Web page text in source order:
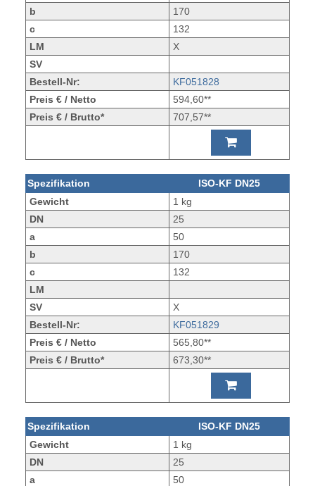
b
170
c
132
LM
X
SV
Bestell-Nr:
KF051828
Preis € / Netto
594,60**
Preis € / Brutto*
707,57**
Spezifikation
ISO-KF DN25
Gewicht
1 kg
DN
25
a
50
b
170
c
132
LM
SV
X
Bestell-Nr:
KF051829
Preis € / Netto
565,80**
Preis € / Brutto*
673,30**
Spezifikation
ISO-KF DN25
Gewicht
1 kg
DN
25
a
50